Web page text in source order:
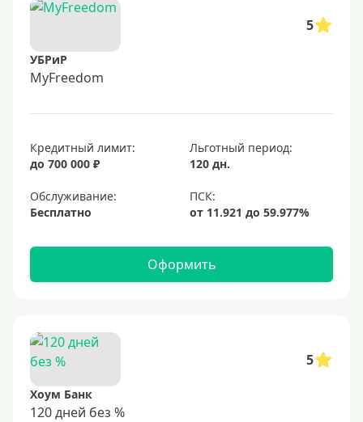
5
УБРиР
MyFreedom
Кредитный лимит:
до 700 000 ₽
Льготный период:
120 дн.
Обслуживание:
Бесплатно
Оформить
5
Хоум Банк
120 дней без %